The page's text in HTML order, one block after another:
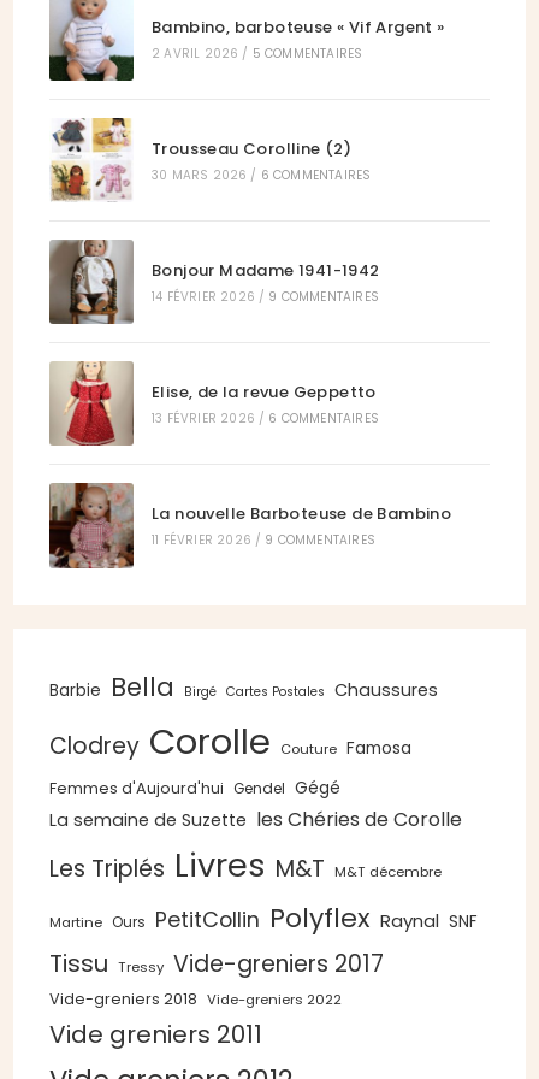
Bambino, barboteuse « Vif Argent »
2 AVRIL 2026 / 5 COMMENTAIRES
Trousseau Corolline (2)
30 MARS 2026 / 6 COMMENTAIRES
Bonjour Madame 1941-1942
14 FÉVRIER 2026 / 9 COMMENTAIRES
Elise, de la revue Geppetto
13 FÉVRIER 2026 / 6 COMMENTAIRES
La nouvelle Barboteuse de Bambino
11 FÉVRIER 2026 / 9 COMMENTAIRES
Barbie Bella Birgé Cartes Postales Chaussures
Clodrey Corolle Couture Famosa
Femmes d'Aujourd'hui Gendel Gégé
La semaine de Suzette les Chéries de Corolle
Les Triplés Livres M&T M&T décembre
Martine Ours PetitCollin Polyflex Raynal SNF
Tissu Tressy Vide-greniers 2017
Vide-greniers 2018 Vide-greniers 2022
Vide greniers 2011